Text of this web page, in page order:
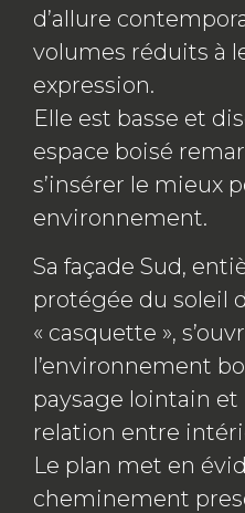
d’allure
volumes réduits à
expression.
Elle est basse et
espace boisé
s’insérer le mieux
environnement.
Sa façade Sud,
protégée du soleil
« casquette »,
l’environnement
paysage lointain
relation entre
Le plan met en
cheminement